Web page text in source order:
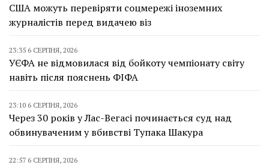
США можуть перевіряти соцмережі іноземних
журналістів перед видачею віз
23:35 6 СЕРПНЯ, 2026
УЄФА не відмовилася від бойкоту чемпіонату світу
навіть після пояснень ФІФА
23:10 6 СЕРПНЯ, 2026
Через 30 років у Лас-Вегасі починається суд над
обвинуваченим у вбивстві Тупака Шакура
22:57 6 СЕРПНЯ, 2026